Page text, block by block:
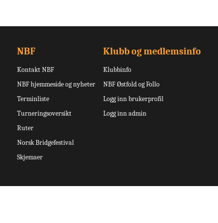
NBF
Kontakt NBF
NBF hjemmeside og nyheter
Terminliste
Turneringsoversikt
Ruter
Norsk Bridgefestival
Skjemaer
Klubb og medlemsinfo
Klubbinfo
NBF Østfold og Follo
Logg inn brukerprofil
Logg inn admin